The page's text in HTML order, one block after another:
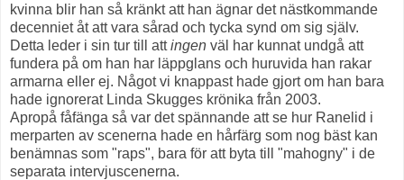
kvinna blir han så kränkt att han ägnar det nästkommande
decenniet åt att vara sårad och tycka synd om sig själv.
Detta leder i sin tur till attingen väl har kunnat undgå att
fundera på om han har läppglans och huruvida han rakar
armarna eller ej. Något vi knappast hade gjort om han bara
hade ignorerat Linda Skugges krönika från 2003.
Apropå fåfänga så var det spännande att se hur Ranelid i
merparten av scenerna hade en hårfärg som nog bäst kan
benämnas som "raps", bara för att byta till "mahogny" i de
separata intervjuscenerna.